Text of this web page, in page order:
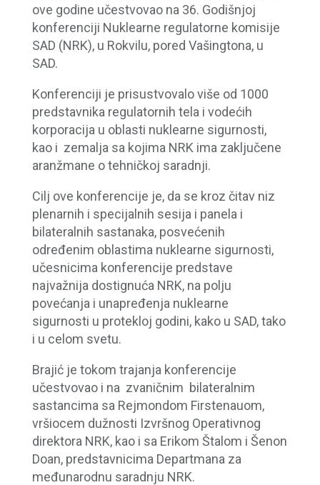
ove godine učestvovao na 36. Godišnjoj
konferenciji Nuklearne regulatorne komisije
SAD (NRK), u Rokvilu, pored Vašingtona, u
SAD.
Konferenciji je prisustvovalo više od 1000
predstavnika regulatornih tela i vodećih
korporacija u oblasti nuklearne sigurnosti,
kao i zemalja sa kojima NRK ima zaključene
aranžmane o tehničkoj saradnji.
Cilj ove konferencije je, da se kroz čitav niz
plenarnih i specijalnih sesija i panela i
bilateralnih sastanaka, posvećenih
određenim oblastima nuklearne sigurnosti,
učesnicima konferencije predstave
najvažnija dostignuća NRK, na polju
povećanja i unapređenja nuklearne
sigurnosti u protekloj godini, kako u SAD, tako
i u celom svetu.
Brajić je tokom trajanja konferencije
učestvovao i na zvaničnim bilateralnim
sastancima sa Rejmondom Firstenauom,
vršiocem dužnosti Izvršnog Operativnog
direktora NRK, kao i sa Erikom Štalom i Šenon
Doan, predstavnicima Departmana za
međunarodnu saradnju NRK.